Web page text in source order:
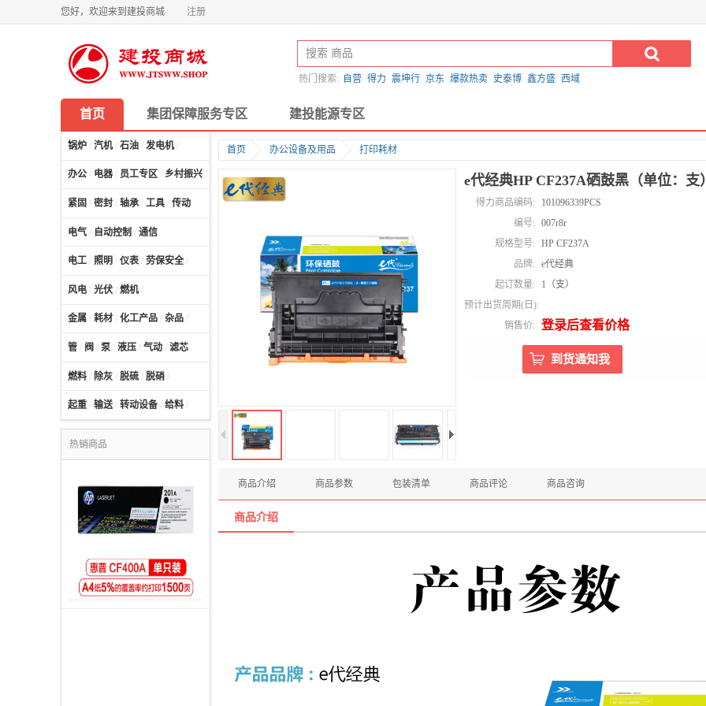
您好，欢迎来到建投商城 注册
热门搜索: 自营 得力 震坤行 京东 爆款热卖 史泰博 鑫方盛 西域
首页 集团保障服务专区 建投能源专区
锅炉 / 汽机/ 石油 / 发电机/
办公 / 电器 / 员工专区 / 乡村振兴 / 计算机及配件/
紧固 / 密封 / 轴承 / 工具 / 传动
电气 / 自动控制 / 通信
电工 / 照明 / 仪表 / 劳保安全 /
风电 / 光伏 / 燃机/
金属 / 耗材 / 化工产品 / 杂品 /
管 / 阀 / 泵 / 液压 / 气动 / 滤芯
燃料 / 除灰 / 脱硫 / 脱硝 /
起重 / 输送/ 转动设备 / 给料 /
热销商品
首页 办公设备及用品 打印耗材
e代经典HP CF237A硒鼓黑（单位：支
得力商品编码:
101096339PCS
编号:
007r8r
规格型号:
HP CF237A
品牌:
e代经典
起订数量:
1（支）
预计出货周期(日):
销售价:
登录后查看价格
商品介绍 商品参数 包装清单 商品评论 商品咨询
商品介绍